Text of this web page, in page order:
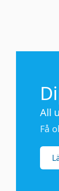
All
Få